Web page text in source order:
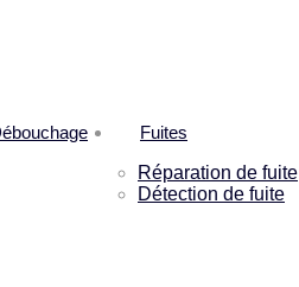
Fuites
Réparation de fuite
Détection de fuite